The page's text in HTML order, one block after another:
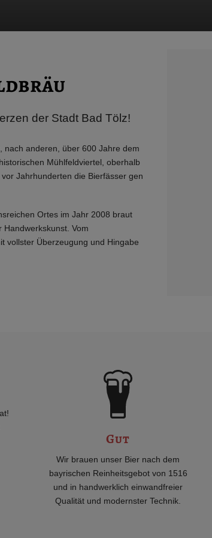
der Stadt Bad Tölz!
nach anderen, über 600 Jahre dem
Mühlfeldviertel, oberhalb
Jahrhunderten die Bierfässer gen
Ortes im Jahr 2008 braut
Vom
vollster Überzeugung und Hingabe
Gut
Wir brauen unser Bier nach dem
bayrischen Reinheitsgebot von 1516
und in handwerklich einwandfreier
Qualität und modernster Technik.